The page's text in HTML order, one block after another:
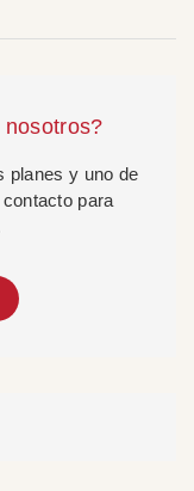
planes y uno de
para